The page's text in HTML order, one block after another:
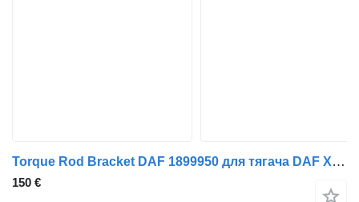
Torque Rod Bracket DAF 1899950 для тягача DAF XF 106
150 €